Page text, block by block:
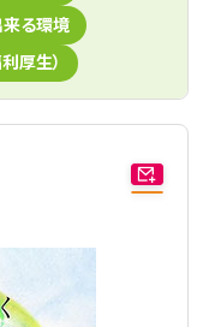
る環境
厚生）